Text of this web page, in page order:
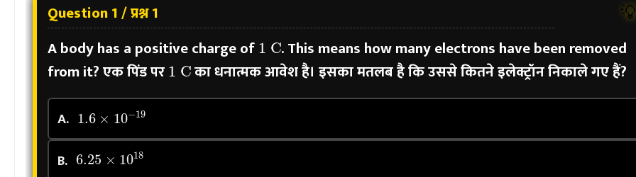
Question 1 / प्रश्न 1
A body has a positive charge of1C . This means how many electrons have been removed
from it?एक पिंड पर1C का धनात्मक आवेश है। इसका मतलब है कि उससे कितने इलेक्ट्रॉन निकाले गए हैं?
A. 1.6×10−19
B. 6.25×1018